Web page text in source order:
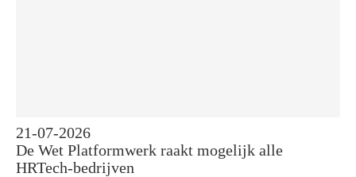
21-07-2026
De Wet Platformwerk raakt mogelijk alle
HRTech-bedrijven